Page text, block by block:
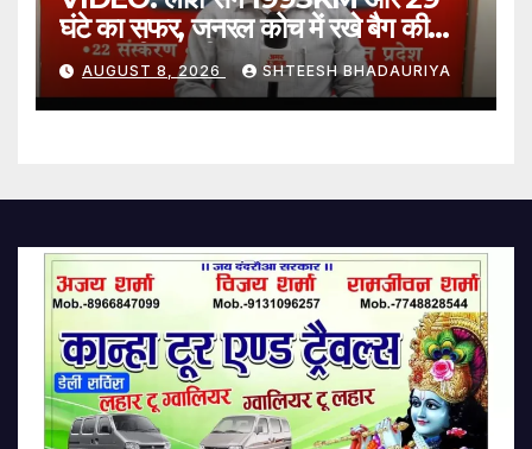
घंटे का सफर, जनरल कोच में रखे बैग की
दहशतभरी कहानी
AUGUST 8, 2026 SHTEESH BHADAURIYA